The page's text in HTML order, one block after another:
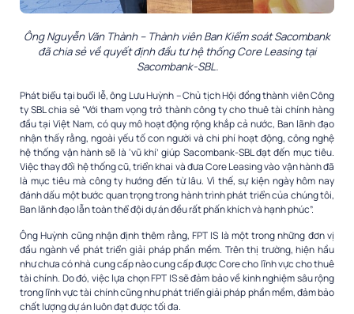
Ông Nguyễn Văn Thành – Thành viên Ban Kiểm soát Sacombank
đã chia sẻ về quyết định đầu tư hệ thống Core Leasing tại
Sacombank-SBL.
Phát biểu tại buổi lễ, ông Lưu Huỳnh – Chủ tịch Hội đồng thành viên Công
ty SBL chia sẻ “Với tham vọng trở thành công ty cho thuê tài chính hàng
đầu tại Việt Nam, có quy mô hoạt động rộng khắp cả nước, Ban lãnh đạo
nhận thấy rằng, ngoài yếu tố con người và chi phí hoạt động, công nghệ
hệ thống vận hành sẽ là ‘vũ khí’ giúp Sacombank-SBL đạt đến mục tiêu.
Việc thay đổi hệ thống cũ, triển khai và đưa Core Leasing vào vận hành đã
là mục tiêu mà công ty hướng đến từ lâu. Vì thế, sự kiện ngày hôm nay
đánh dấu một bước quan trọng trong hành trình phát triển của chúng tôi,
Ban lãnh đạo lẫn toàn thể đội dự án đều rất phấn khích và hạnh phúc”.
Ông Huỳnh cũng nhận định thêm rằng, FPT IS là một trong những đơn vị
đầu ngành về phát triển giải pháp phần mềm. Trên thị trường, hiện hầu
như chưa có nhà cung cấp nào cung cấp được Core cho lĩnh vực cho thuê
tài chính. Do đó, việc lựa chọn FPT IS sẽ đảm bảo về kinh nghiệm sâu rộng
trong lĩnh vực tài chính cũng như phát triển giải pháp phần mềm, đảm bảo
chất lượng dự án luôn đạt được tối đa.